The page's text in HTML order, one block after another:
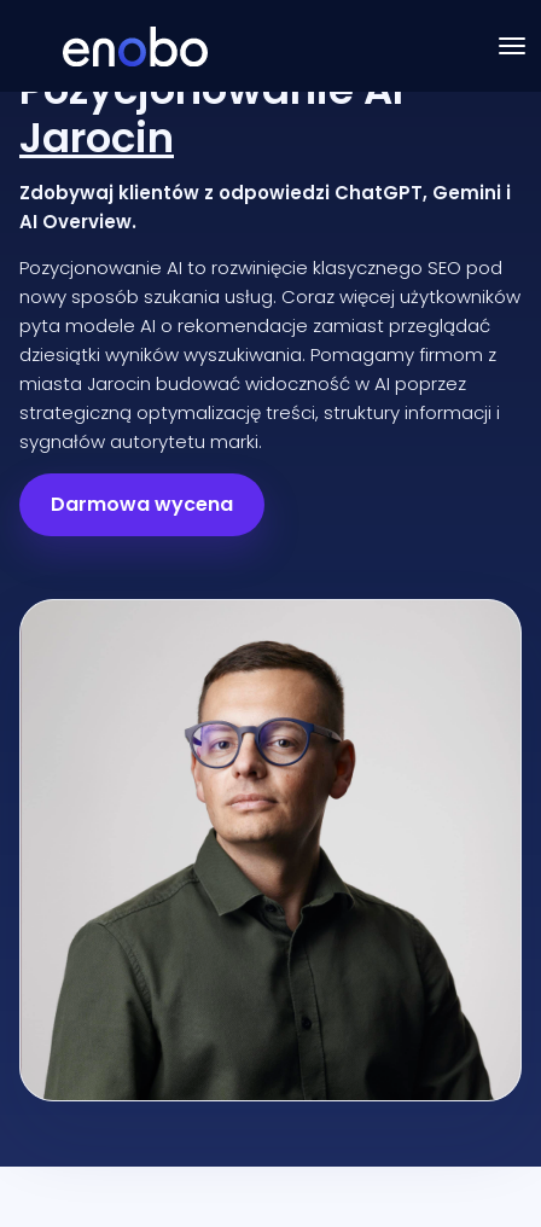
Pozycjonowanie AI
Jarocin
Zdobywaj klientów z odpowiedzi ChatGPT, Gemini i
AI Overview.
Pozycjonowanie AI to rozwinięcie klasycznego SEO pod
nowy sposób szukania usług. Coraz więcej użytkowników
pyta modele AI o rekomendacje zamiast przeglądać
dziesiątki wyników wyszukiwania. Pomagamy firmom z
miasta Jarocin budować widoczność w AI poprzez
strategiczną optymalizację treści, struktury informacji i
sygnałów autorytetu marki.
Darmowa wycena